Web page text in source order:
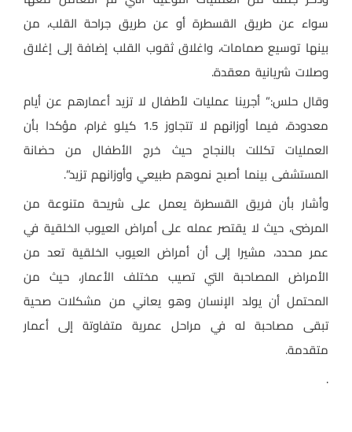
سواء عن طريق القسطرة أو عن طريق جراحة القلب، من
بينها توسيع صمامات، واغلاق ثقوب القلب إضافة إلى إغلاق
وصلات شريانية معقدة.
وقال حلس:” أجرينا عمليات لأطفال لا تزيد أعمارهم عن أيام
معدودة، فيما أوزانهم لا تتجاوز 1.5 كيلو غرام، مؤكدا بأن
العمليات تكللت بالنجاح حيث خرج الأطفال من حضانة
المستشفى بينما أصبح نموهم طبيعي وأوزانهم تزيد”.
وأشار بأن فريق القسطرة يعمل على شريحة متنوعة من
المرضى، حيث لا يقتصر عمله على أمراض العيوب الخلقية في
عمر محدد، مشيرا إلى أن أمراض العيوب الخلقية تعد من
الأمراض المصاحبة التي تصيب مختلف الأعمار، حيث من
المحتمل أن يولد الإنسان وهو يعاني من مشكلات صحية
تبقى مصاحبة له في مراحل عمرية متفاوتة إلى أعمار
متقدمة.
.